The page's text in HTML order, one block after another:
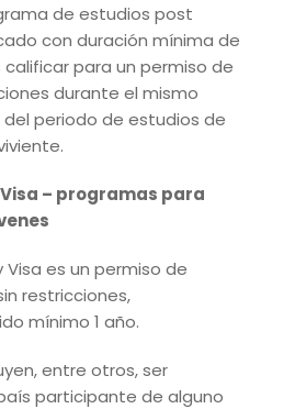
de estudios post
con duración mínima de
para un permiso de
durante el mismo
periodo de estudios de
– programas para
Visa es un permiso de
restricciones,
mínimo 1 año.
entre otros, ser
participante de alguno